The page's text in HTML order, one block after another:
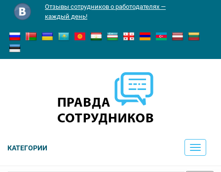
Отзывы сотрудников о работодателях —
каждый день!
КАТЕГОРИИ
Toggle